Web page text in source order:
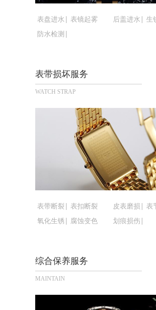
唐山市路南区
内蒙古自治区
黑龙江省黑河
黑龙江省鸡西
黑龙江省佳木
黑龙江省牡丹
黑龙江省七台
黑龙江省齐齐
黑龙江省双鸭
黑龙江省绥化
黑龙江省伊春
吉林省辽源市
吉林省四平市
表盘进水 表镜起雾 后盖进水
生
防水检测
表带损坏服务
WATCH STRAP
表带断裂 表扣断裂 皮表磨损
表
氧化生锈
腐蚀变色 划痕损伤
综合保养服务
MAINTAIN